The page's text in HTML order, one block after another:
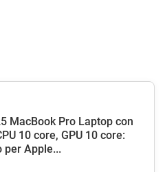
MacBook Pro Laptop con
10 core, GPU 10 core:
per Apple...